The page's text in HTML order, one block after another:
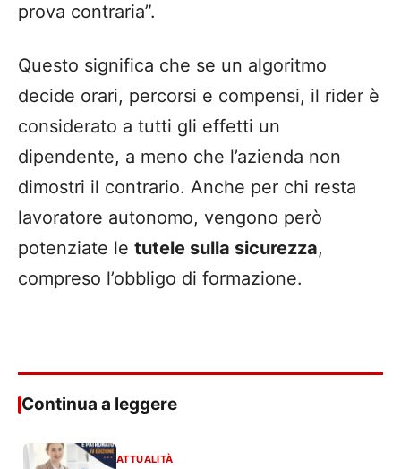
prova contraria”.
Questo significa che se un algoritmo
decide orari, percorsi e compensi, il rider è
considerato a tutti gli effetti un
dipendente, a meno che l’azienda non
dimostri il contrario. Anche per chi resta
lavoratore autonomo, vengono però
potenziate le tutele sulla sicurezza,
compreso l’obbligo di formazione.
Continua a leggere
ATTUALITÀ